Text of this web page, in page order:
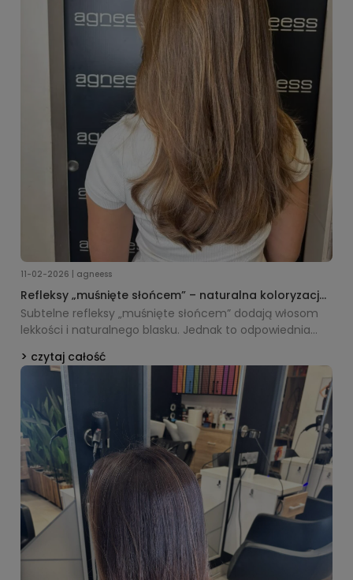
11-02-2026 | agneess
Refleksy „muśnięte słońcem” – naturalna koloryzacja
+ pielęgnacja Kérastase Nutritive krok po kroku
Subtelne refleksy „muśnięte słońcem” dodają włosom
lekkości i naturalnego blasku. Jednak to odpowiednia
miękki przez kolejne tygodnie. W tym artykule
pokazujemy, jak profesjonalna rutyna Kérastase Nutritive
wspiera włosy po delikatnym rozjaśnianiu i pomaga
utrzymać ich elastyczność, gładkość oraz zdrowy
wygląd każdego dnia.
czytaj całość